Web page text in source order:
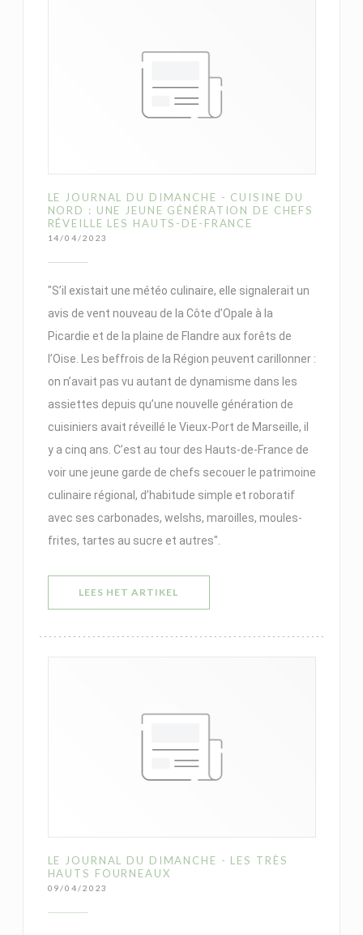
LE JOURNAL DU DIMANCHE - CUISINE DU
NORD : UNE JEUNE GÉNÉRATION DE CHEFS
RÉVEILLE LES HAUTS-DE-FRANCE
14/04/2023
"S’il existait une météo culinaire, elle signalerait un
avis de vent nouveau de la Côte d’Opale à la
Picardie et de la plaine de Flandre aux forêts de
l’Oise. Les beffrois de la Région peuvent carillonner :
on n’avait pas vu autant de ­dynamisme dans les
assiettes depuis qu’une nouvelle génération de
cuisiniers avait réveillé le Vieux-Port de ­Marseille, il
y a cinq ans. C’est au tour des Hauts-de‑France de
voir une jeune garde de chefs secouer le patrimoine
culinaire régional, d’habitude simple et roboratif
avec ses carbonades, welshs, maroilles, moules-
frites, tartes au sucre et autres".
LEES HET ARTIKEL
LE JOURNAL DU DIMANCHE - LES TRÈS
HAUTS FOURNEAUX
09/04/2023